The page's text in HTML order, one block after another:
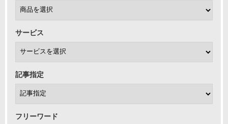
サービス
記事指定
フリーワード